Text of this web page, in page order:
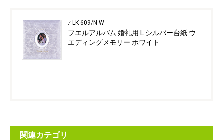
ｱ-LK-609/N-W
フエルアルバム 婚礼用 L シルバー台紙 ウ
エディングメモリー ホワイト
関連カテゴリ